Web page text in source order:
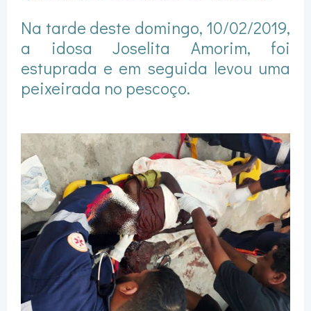
Na tarde deste domingo, 10/02/2019,
a idosa Joselita Amorim, foi
estuprada e em seguida levou uma
peixeirada no pescoço.